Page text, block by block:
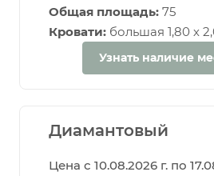
Общая площадь: 75
Кровати: большая 1,80 х
Узнать наличие
Диамантовый
Цена с 10.08.2026 г. по